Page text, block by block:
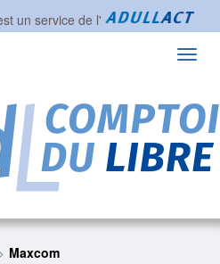
un service de l'
Maxcom